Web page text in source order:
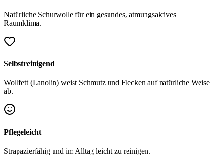
Natürliche Schurwolle für ein gesundes, atmungsaktives
Raumklima.
Selbstreinigend
Wollfett (Lanolin) weist Schmutz und Flecken auf natürliche Weise
ab.
Pflegeleicht
Strapazierfähig und im Alltag leicht zu reinigen.